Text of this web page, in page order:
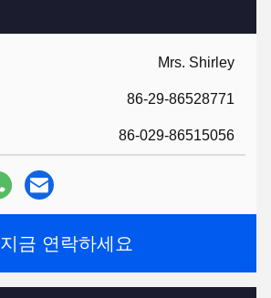
Mrs. Shirley
86-29-86528771
86-029-86515056
지금 연락하세요